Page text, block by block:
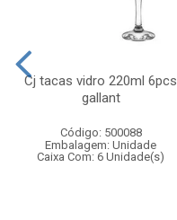
Cj tacas vidro 220ml 6pcs
gallant
Código: 500088
Embalagem: Unidade
Caixa Com: 6 Unidade(s)